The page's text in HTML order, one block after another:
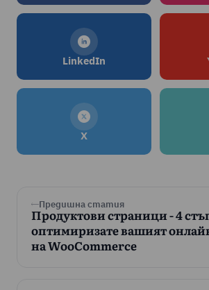
LinkedIn
X
Предишна статия
Продуктови страници - 4
оптимиризате вашият
на WooCommerce